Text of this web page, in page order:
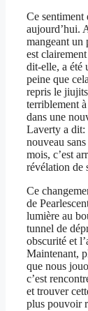
Ce sentiment
aujourd’hui.
mangeant un
est
dit-elle, a été
peine que
repris le
terriblement
dans une
Laverty a dit:
nouveau
mois, c’est
révélation de
Ce
de
lumière au
tunnel de
obscurité et
Maintenant,
que nous
c’est
et trouver
plus pouvoir